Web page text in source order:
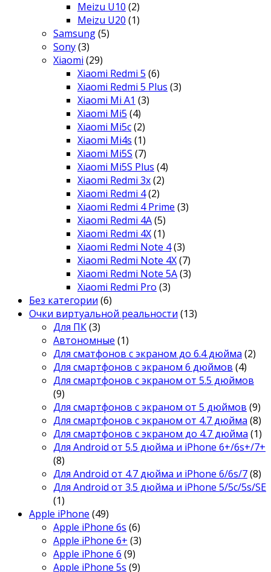
Meizu U10 (2)
Meizu U20 (1)
Samsung(5)
Sony(3)
Xiaomi (29)
Xiaomi Redmi 5 (6)
Xiaomi Redmi 5 Plus (3)
Xiaomi Mi A1 (3)
Xiaomi Mi5 (4)
Xiaomi Mi5c(2)
Xiaomi Mi4s (1)
Xiaomi Mi5S (7)
Xiaomi Mi5S Plus (4)
Xiaomi Redmi 3x(2)
Xiaomi Redmi 4(2)
Xiaomi Redmi 4 Prime (3)
Xiaomi Redmi 4A(5)
Xiaomi Redmi 4X(1)
Xiaomi Redmi Note 4(3)
Xiaomi Redmi Note 4X(7)
Xiaomi Redmi Note 5A(3)
Xiaomi Redmi Pro (3)
Без категории (6)
Очки виртуальной реальности (13)
Для ПК(3)
Автономные (1)
Для сматфонов с экраном до 6.4 дюйма (2)
Для смартфонов с экраном 6 дюймов (4)
Для смартфонов с экраном от 5.5 дюймов
(9)
Для смартфонов с экраном от 5 дюймов (9)
Для смартфонов с экраном от 4.7 дюйма (8)
Для смартфонов с экраном до 4.7 дюйма (1)
Для Android от 5.5 дюйма и iPhone 6+/6s+/7+
(8)
Для Android от 4.7 дюйма и iPhone 6/6s/7(8)
Для Android от 3.5 дюйма и iPhone 5/5c/5s/SE
(1)
Apple iPhone (49)
Apple iPhone 6s (6)
Apple iPhone 6+ (3)
Apple iPhone 6 (9)
Apple iPhone 5s (9)